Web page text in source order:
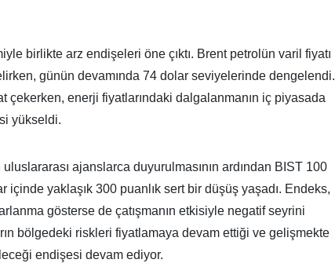
birlikte arz endişeleri öne çıktı. Brent petrolün varil fiyatı
günün devamında 74 dolar seviyelerinde dengelendi.
çekerken, enerji fiyatlarındaki dalgalanmanın iç piyasada
yükseldi.
uluslararası ajanslarca duyurulmasının ardından BIST 100
içinde yaklaşık 300 puanlık sert bir düşüş yaşadı. Endeks,
gösterse de çatışmanın etkisiyle negatif seyrini
bölgedeki riskleri fiyatlamaya devam ettiği ve gelişmekte
endişesi devam ediyor.